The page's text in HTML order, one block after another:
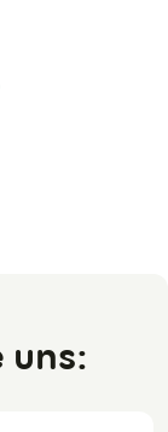
uns: